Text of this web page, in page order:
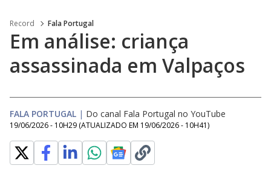
Record Fala Portugal
Em análise: criança
assassinada em Valpaços
FALA PORTUGAL | Do canal Fala Portugal no YouTube
19/06/2026 - 10H29 (ATUALIZADO EM 19/06/2026 - 10H41)